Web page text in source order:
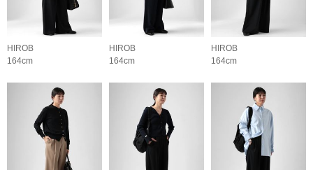
HIROB
164cm
HIROB
164cm
HIROB
164cm